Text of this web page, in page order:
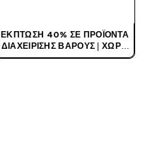
ΈΚΠΤΩΣΗ 40% ΣΕ ΠΡΟΪΌΝΤΑ
ΔΙΑΧΕΊΡΙΣΗΣ ΒΆΡΟΥΣ | ΧΩΡΊΣ
ΚΩΔΙΚΌ